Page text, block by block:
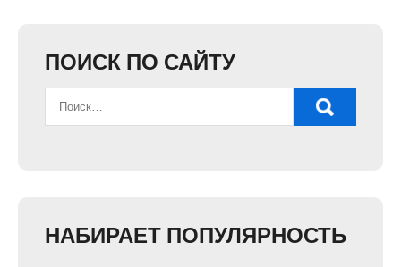
ПОИСК ПО САЙТУ
НАБИРАЕТ ПОПУЛЯРНОСТЬ